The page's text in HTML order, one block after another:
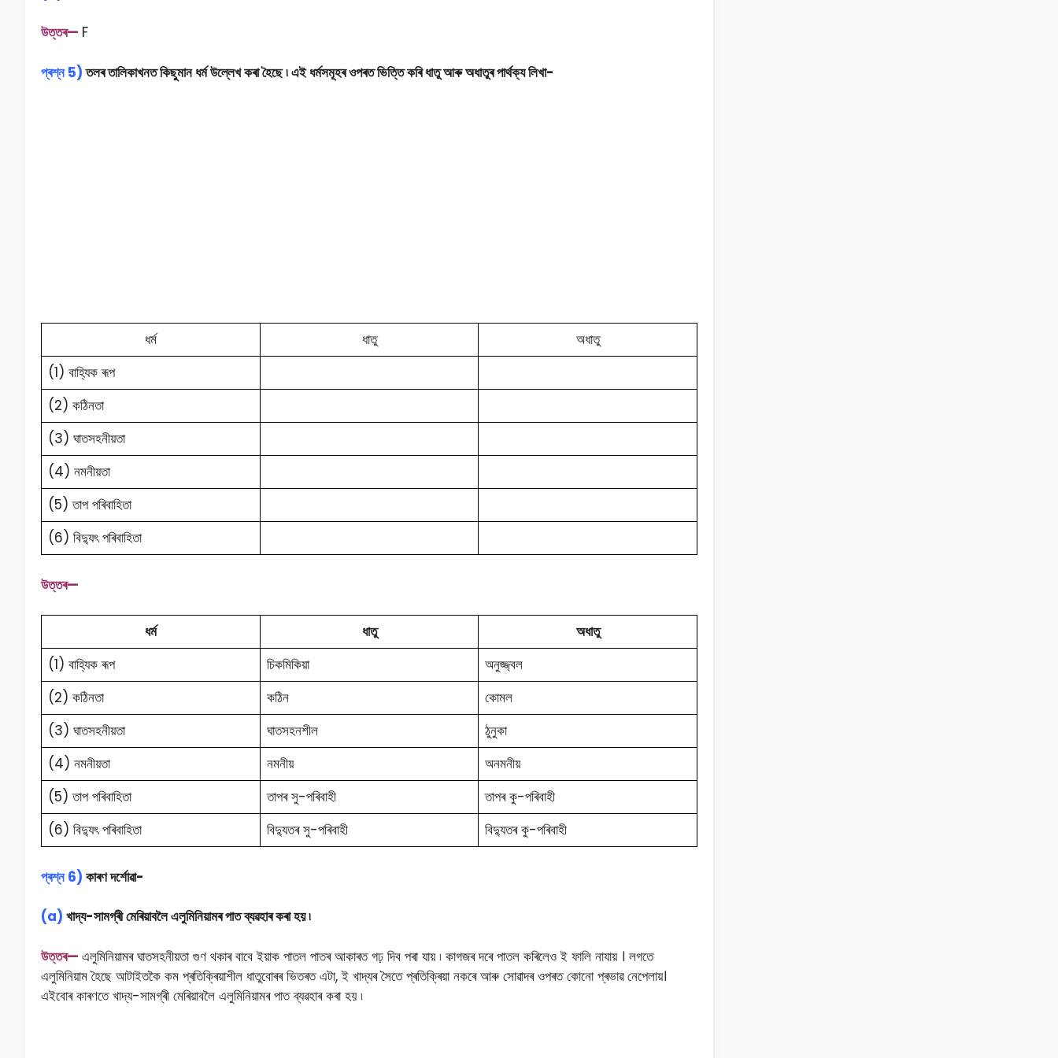
উত্তৰ— F
প্ৰশ্ন 5)তলৰ তালিকাখনত কিছুমান ধৰ্ম উল্লেখ কৰা হৈছে ৷ এই ধৰ্মসমূহৰ ওপৰত ভিত্তি কৰি ধাতু আৰু অধাতুৰ পাৰ্থক্য লিখা-
ধৰ্ম ধাতু
অধাতু
(1) বাহ্যিক ৰূপ
(2) কঠিনতা
(3) ঘাতসহনীয়তা
(4) নমনীয়তা
(5) তাপ পৰিবাহিতা
(6) বিদ্যুৎ পৰিবাহিতা
উত্তৰ—
ধৰ্ম ধাতু
অধাতু
(1) বাহ্যিক ৰূপ
চিকমিকিয়া
অনুজ্জ্বল
(2) কঠিনতা
কঠিন
কোমল
(3) ঘাতসহনীয়তা
ঘাতসহনশীল
ঠুনুকা
(4) নমনীয়তা
নমনীয়
অনমনীয়
(5) তাপ পৰিবাহিতা
তাপৰ সু-পৰিবাহী
তাপৰ কু-পৰিবাহী
(6) বিদ্যুৎ পৰিবাহিতা
বিদ্যুতৰ সু-পৰিবাহী বিদ্যুতৰ কু-পৰিবাহী
প্ৰশ্ন 6) কাৰণ দৰ্শোৱা-
(a) খাদ্য-সামগ্ৰী মেৰিয়াবলৈ এলুমিনিয়ামৰ পাত ব্যৱহাৰ কৰা হয় ৷
উত্তৰ— এলুমিনিয়ামৰ ঘাতসহনীয়তা গুণ থকাৰ বাবে ইয়াক পাতল পাতৰ আকাৰত গঢ় দিব পৰা যায় ৷ কাগজৰ দৰে পাতল কৰিলেও ই ফালি নাযায় । লগতে
এলুমিনিয়াম হৈছে আটাইতকৈ কম প্ৰতিক্ৰিয়াশীল ধাতুবোৰৰ ভিতৰত এটা, ই খাদ্যৰ সৈতে প্ৰতিক্ৰিয়া নকৰে আৰু সোৱাদৰ ওপৰত কোনো প্ৰভাৱ নেপেলায়।
এইবোৰ কাৰণতে খাদ্য-সামগ্ৰী মেৰিয়াবলৈ এলুমিনিয়ামৰ পাত ব্যৱহাৰ কৰা হয় ৷